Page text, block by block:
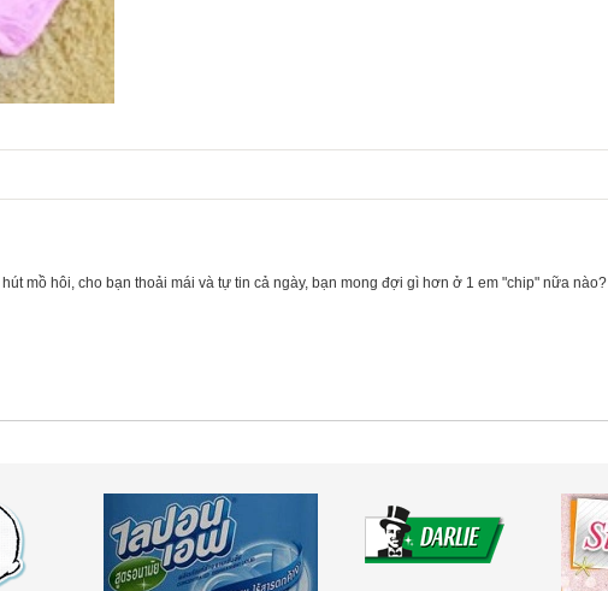
mồ hôi, cho bạn thoải mái và tự tin cả ngày, bạn mong đợi gì hơn ở 1 em "chip" nữa nào?